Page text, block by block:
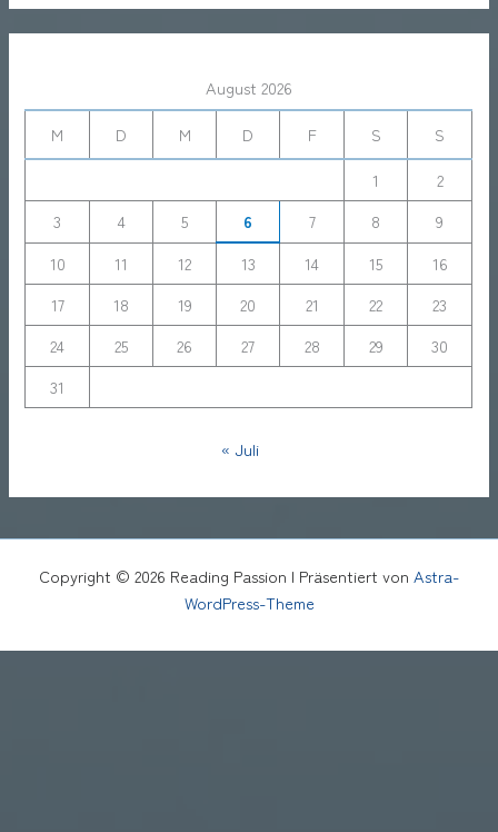
August 2026
M
D M D F S
S
1
2
3
4 5 6 7 8
9
10
11 12 13 14 15
16
17
18 19 20 21 22
23
24
25 26 27 28 29
30
31
« Juli
Copyright © 2026 Reading Passion | Präsentiert von Astra-
WordPress-Theme